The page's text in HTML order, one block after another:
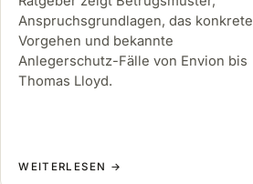
Anspruchsgrundlagen, das konkrete
Vorgehen und bekannte
Anlegerschutz-Fälle von Envion bis
Thomas Lloyd.
WEITERLESEN →